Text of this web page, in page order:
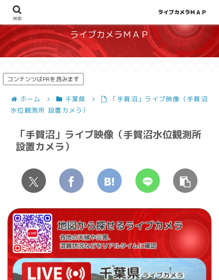
地図から探せる！天候や災害、混雑状況の把握に
ライブカメラＭＡＰ
コンテンツはPRを含みます
ホーム 千葉県
「手賀沼」ライブ映像（手賀沼
水位観測所 設置カメラ）
「手賀沼」ライブ映像（手賀沼水位観測所
設置カメラ）
検索
ライブカメラＭＡＰ